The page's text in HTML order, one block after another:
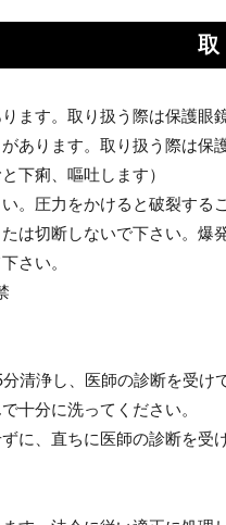
ます。取り扱う際は保護眼
あります。取り扱う際は保
下痢、嘔吐します）
。圧力をかけると破裂する
は切断しないで下さい。爆
さい。
清浄し、医師の診断を受け
十分に洗ってください。
に、直ちに医師の診断を受